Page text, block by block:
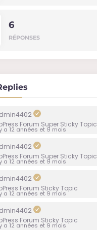
6
RÉPONSES
Forum Super Sticky Topic
a 12 années et 9 mois
Forum Super Sticky Topic
a 12 années et 9 mois
Forum Sticky Topic
a 12 années et 9 mois
Forum Sticky Topic
a 12 années et 9 mois